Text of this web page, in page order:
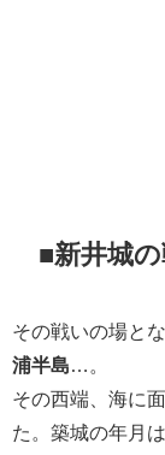
■新井城
その戦いの場と
浦半島
その西端、海に
た。築城の年月